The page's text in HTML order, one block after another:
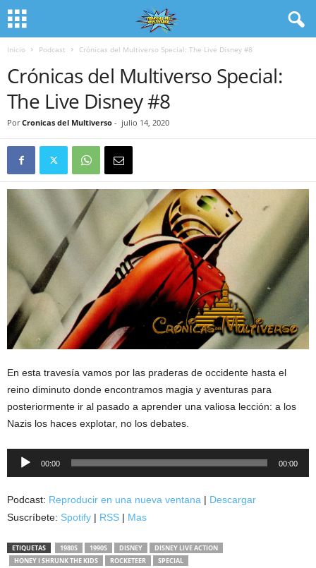
Inicio Podcast Crónicas del Multiverso Special: The Live Disney #8
Crónicas del Multiverso Special:
The Live Disney #8
Por Cronicas del Multiverso - julio 14, 2020
En esta travesía vamos por las praderas de occidente hasta el
reino diminuto donde encontramos magia y aventuras para
posteriormente ir al pasado a aprender una valiosa lección: a los
Nazis los haces explotar, no los debates.
Reproductor
00:00 00:00
Podcast: Reproducir en una nueva ventana | Descargar
Suscríbete: Spotify | RSS | Mas
ETIQUETAS 1980S 1990S DISNEY
DISNEY LIVE ACTION
HONEY I SHRUNK THE KIDS
ROCKETEER SPECIAL